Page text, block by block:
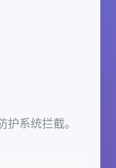
系统拦截。